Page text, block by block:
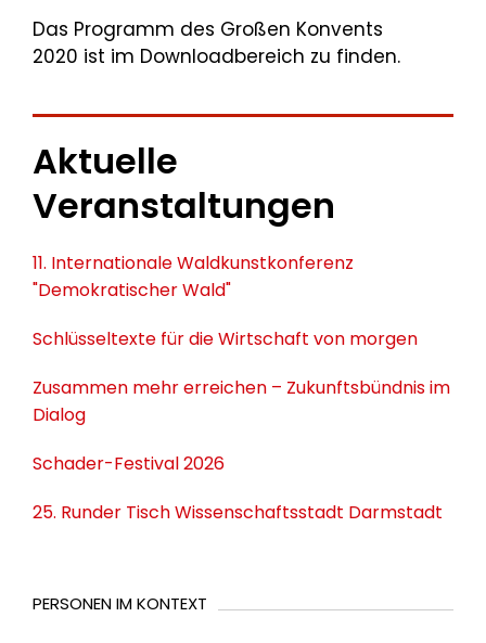
Das Programm des Großen Konvents
2020 ist im Downloadbereich zu finden.
Aktuelle
Veranstaltungen
11. Internationale Waldkunstkonferenz
"Demokratischer Wald"
Schlüsseltexte für die Wirtschaft von morgen
Zusammen mehr erreichen – Zukunftsbündnis im
Dialog
Schader-Festival 2026
25. Runder Tisch Wissenschaftsstadt Darmstadt
PERSONEN IM KONTEXT